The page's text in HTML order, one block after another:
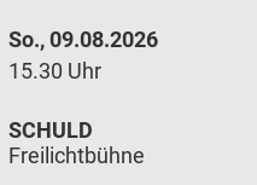
So., 09.08.2026
15.30 Uhr
SCHULD
Freilichtbühne